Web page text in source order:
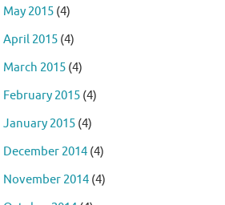
May 2015 (4)
April 2015 (4)
March 2015 (4)
February 2015 (4)
January 2015 (4)
December 2014 (4)
November 2014 (4)